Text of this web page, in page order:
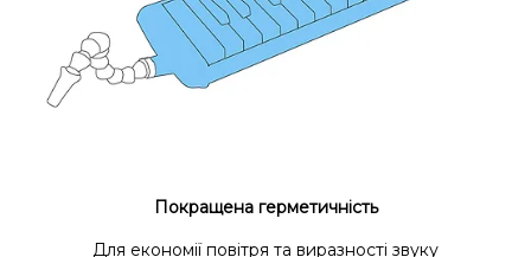
Покращена герметичність
Для економії повітря та виразності звуку